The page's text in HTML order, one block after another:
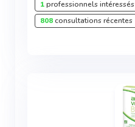
1professionnels intéressés
808consultations récentes